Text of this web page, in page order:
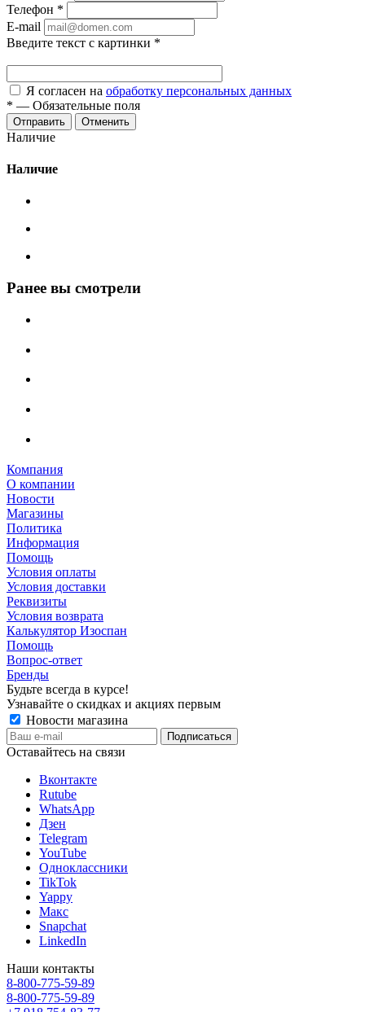
Телефон *
E-mail
Введите текст с картинки *
Я согласен на обработку персональных данных
* — Обязательные поля
Отменить
Наличие
Наличие
Ранее вы смотрели
Компания
О компании
Новости
Магазины
Политика
Информация
Помощь
Условия оплаты
Условия доставки
Реквизиты
Условия возврата
Калькулятор Изоспан
Помощь
Вопрос-ответ
Бренды
Будьте всегда в курсе!
Узнавайте о скидках и акциях первым
Новости магазина
Оставайтесь на связи
Вконтакте
Rutube
WhatsApp
Дзен
Telegram
YouTube
Одноклассники
TikTok
Yappy
Макс
Snapchat
LinkedIn
Наши контакты
8-800-775-59-89
8-800-775-59-89